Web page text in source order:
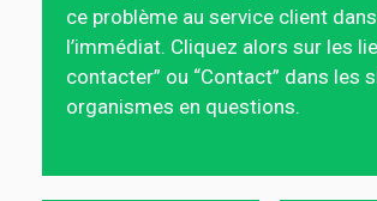
ce problème au service client dans
l’immédiat. Cliquez alors sur les
contacter” ou “Contact” dans les
organismes en questions.